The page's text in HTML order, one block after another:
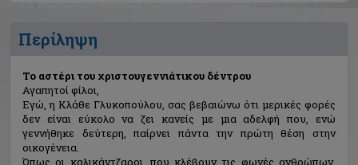
Περίληψη
Το αστέρι του χριστουγεννιάτικου δέντρου
Αγαπητοί φίλοι,
Εγώ, η Κλάθε Γλυκοπούλου, σας βεβαιώνω ότι μερικές φορές
δεν είναι εύκολο να ζει κανείς με μια αδελφή που, ενώ
γεννήθηκε δεύτερη, παίρνει πάντα την πρώτη θέση στην
οικογένεια.
Όπως οι καλικάντζαροι, που κλέβουν τις φωνές ανθρώπων,